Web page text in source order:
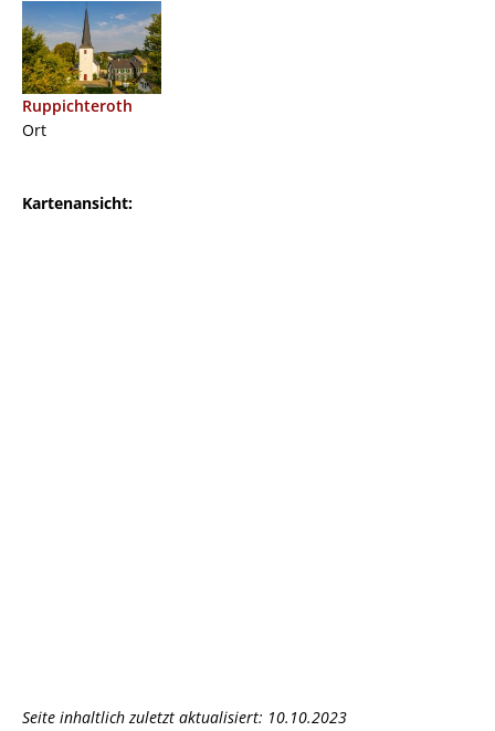
Ruppichteroth
Ort
Kartenansicht:
Seite inhaltlich zuletzt aktualisiert: 10.10.2023